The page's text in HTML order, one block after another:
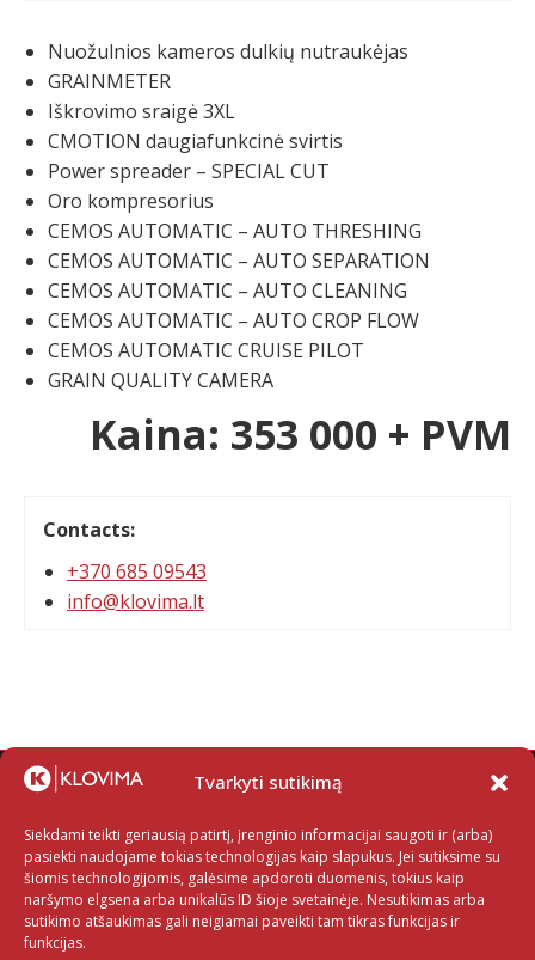
Tvarkyti sutikimą
Siekdami teikti geriausią patirtį, įrenginio informacijai saugoti ir (arba)
pasiekti naudojame tokias technologijas kaip slapukus. Jei sutiksime su
šiomis technologijomis, galėsime apdoroti duomenis, tokius kaip
naršymo elgsena arba unikalūs ID šioje svetainėje. Nesutikimas arba
sutikimo atšaukimas gali neigiamai paveikti tam tikras funkcijas ir
funkcijas.
Nuožulnios kameros dulkių nutraukėjas
GRAINMETER
Iškrovimo sraigė 3XL
CMOTION daugiafunkcinė svirtis
Power spreader – SPECIAL CUT
Oro kompresorius
CEMOS AUTOMATIC – AUTO THRESHING
CEMOS AUTOMATIC – AUTO SEPARATION
CEMOS AUTOMATIC – AUTO CLEANING
CEMOS AUTOMATIC – AUTO CROP FLOW
CEMOS AUTOMATIC CRUISE PILOT
GRAIN QUALITY CAMERA
Kaina: 353 000 + PVM
Contacts:
+370 685 09543
info@klovima.lt